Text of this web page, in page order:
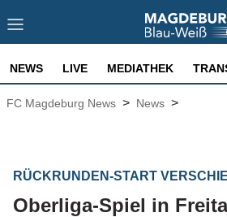
NEWS LIVE MEDIATHEK
FC Magdeburg News > News >
RÜCKRUNDEN-START
Oberliga-Spiel in